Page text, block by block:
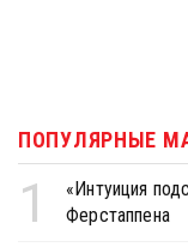
ПОПУЛЯРНЫЕ
1
«Интуиция
Ферстаппена